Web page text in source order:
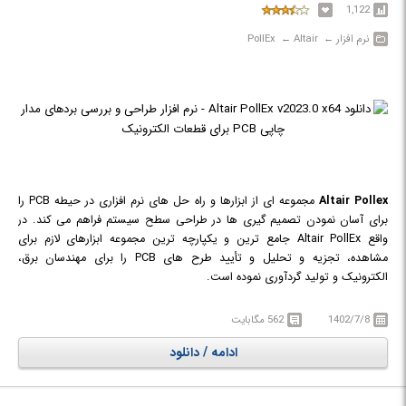
می کنند.
1,122
نرم افزار‎ ← ‏ Altair‎ ← ‏ PollEx
Altair Pollex
مجموعه ای از ابزارها و راه حل های نرم افزاری در حیطه PCB را
برای آسان نمودن تصمیم گیری ها در طراحی سطح سیستم فراهم می کند. در
واقع Altair PollEx جامع ترین و یکپارچه ترین مجموعه ابزارهای لازم برای
مشاهده، تجزیه و تحلیل و تأیید طرح های PCB را برای مهندسان برق،
الکترونیک و تولید گردآوری نموده است.
محصولات است و در طراحی و مهندسی محصولات و سیستم های مختلف، به یک
دید در سطح سیستم نیاز است.
PollEx یک راه حل باز است که داده ها را بی عیب و نقص بین محیط های
مختلف ECAD و شبیه سازی انتقال می دهد. در حالی که ابزارهای طراحی PCB به
طور سنتی برای مهندسین طراحی PCB در نظر گرفته شده است، مهندسین سایر
1402/7/8 562 مگابایت
ادامه / دانلود